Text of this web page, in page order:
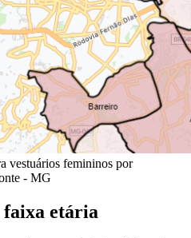
vestuários femininos por
- MG
etária